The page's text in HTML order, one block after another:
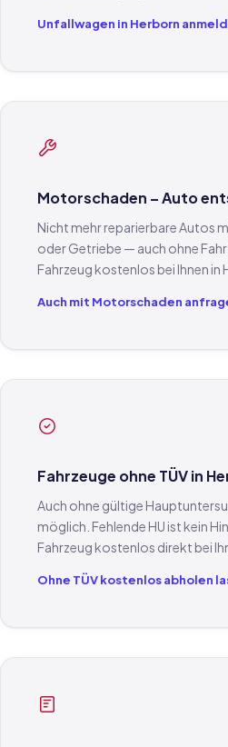
Unfallwagen in Herborn
Motorschaden – Auto
Nicht mehr reparierbare Autos
oder Getriebe — auch ohne
Fahrzeug kostenlos bei Ihnen in
Auch mit Motorschaden
Fahrzeuge ohne TÜV in
Auch ohne gültige
möglich. Fehlende HU ist kein
Fahrzeug kostenlos direkt bei
Ohne TÜV kostenlos abholen